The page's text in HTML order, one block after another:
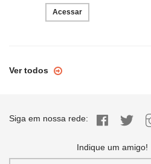
Acessar
Ver todos
Siga em nossa rede:
Indique um amigo!